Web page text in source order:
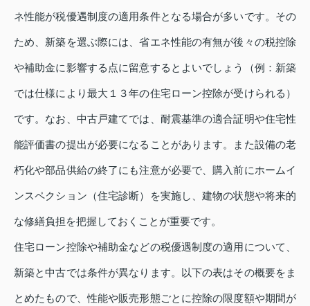
ネ性能が税優遇制度の適用条件となる場合が多いです。その
ため、新築を選ぶ際には、省エネ性能の有無が後々の税控除
や補助金に影響する点に留意するとよいでしょう（例：新築
では仕様により最大１３年の住宅ローン控除が受けられる）
です。なお、中古戸建てでは、耐震基準の適合証明や住宅性
能評価書の提出が必要になることがあります。また設備の老
朽化や部品供給の終了にも注意が必要で、購入前にホームイ
ンスペクション（住宅診断）を実施し、建物の状態や将来的
な修繕負担を把握しておくことが重要です。
住宅ローン控除や補助金などの税優遇制度の適用について、
新築と中古では条件が異なります。以下の表はその概要をま
とめたもので、性能や販売形態ごとに控除の限度額や期間が